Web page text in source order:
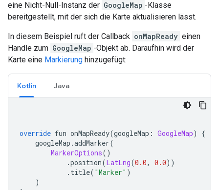
eine Nicht-Null-Instanz der GoogleMap -Klasse
bereitgestellt, mit der sich die Karte aktualisieren lässt.
In diesem Beispiel ruft der Callback onMapReady einen
Handle zum GoogleMap -Objekt ab. Daraufhin wird der
Karte eine Markierung hinzugefügt:
Kotlin Java
override fun onMapReady(googleMap : GoogleMap)
{
googleMap .addMarker(
MarkerOptions()
.position(LatLng(0.0, 0.0))
. title( "Marker" )
)